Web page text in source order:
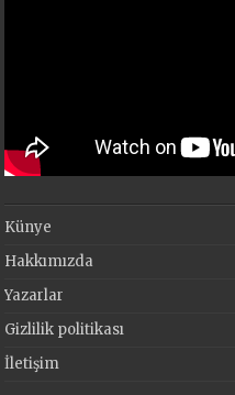
Künye
Hakkımızda
Yazarlar
Gizlilik politikası
İletişim